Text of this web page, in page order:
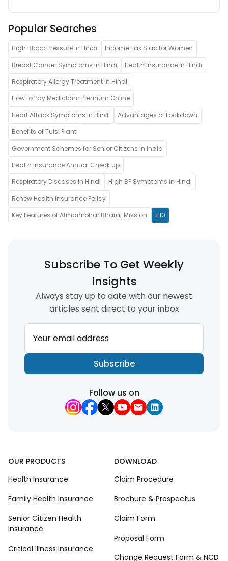
Popular Searches
High Blood Pressure in Hindi
Income Tax Slab for Women
Breast Cancer Symptoms in Hindi
Health Insurance in Hindi
Respiratory Allergy Treatment in Hindi
How to Pay Mediclaim Premium Online
Heart Attack Symptoms in Hindi
Advantages of Lockdown
Benefits of Tulsi Plant
Government Schemes for Senior Citizens in India
Health Insurance Annual Check Up
Respiratory Diseases in Hindi
High BP Symptoms in Hindi
Renew Health Insurance Policy
Key Features of Atmanirbhar Bharat Mission
+10
Subscribe To Get Weekly
Insights
Always stay up to date with our newest
articles sent direct to your inbox
Your email address
Subscribe
Follow us on
OUR PRODUCTS
Health Insurance
Family Health Insurance
Senior Citizen Health
Insurance
Critical Illness Insurance
DOWNLOAD
Claim Procedure
Brochure & Prospectus
Claim Form
Proposal Form
Change Request Form & NCD